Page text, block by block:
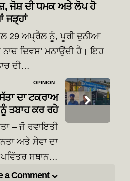
ਜੋਸ਼ ਦੀ ਧਮਕ ਅਤੇ ਲੋਪ ਹੋ
ਜੜ੍ਹਾਂ
29 ਅਪ੍ਰੈਲ ਨੂੰ, ਪੂਰੀ ਦੁਨੀਆ
ਨਾਚ ਦਿਵਸ’ ਮਨਾਉਂਦੀ ਹੈ। ਇਹ
ਦੀ…
OPINION
ਦਾ ਟਕਰਾਅ
ਤਬਾਹ ਕਰ ਰਹੇ
– ਜੋ ਰਵਾਇਤੀ
ਅਤੇ ਸੇਵਾ ਦਾ
ਸਥਾਨ…
a Comment